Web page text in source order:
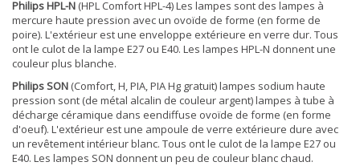
Philips HPL-N (HPL Comfort HPL-4) Les lampes sont des lampes à
mercure haute pression avec un ovoïde de forme (en forme de
poire). L'extérieur est une enveloppe extérieure en verre dur. Tous
ont le culot de la lampe E27 ou E40. Les lampes HPL-N donnent une
couleur plus blanche.
Philips SON (Comfort, H, PIA, PIA Hg gratuit) lampes sodium haute
pression sont (de métal alcalin de couleur argent) lampes à tube à
décharge céramique dans eendiffuse ovoïde de forme (en forme
d'oeuf). L'extérieur est une ampoule de verre extérieure dure avec
un revêtement intérieur blanc. Tous ont le culot de la lampe E27 ou
E40. Les lampes SON donnent un peu de couleur blanc chaud.